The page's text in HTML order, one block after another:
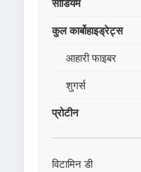
सोडियम
कुल कार्बोहाइड्रेट्स
आहारी फाइबर
शुगर्स
प्रोटीन
विटामिन डी